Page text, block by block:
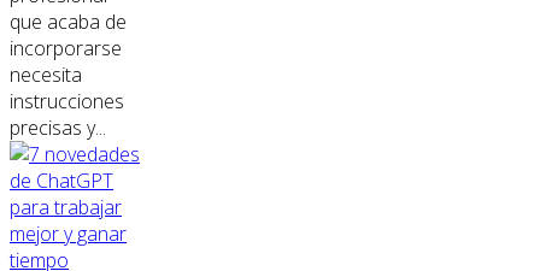
que acaba de
incorporarse
necesita
instrucciones
precisas y...